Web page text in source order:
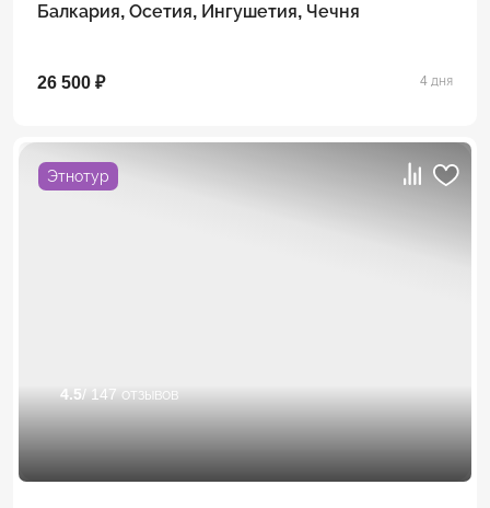
Балкария, Осетия, Ингушетия, Чечня
26 500 ₽ 4 дня
Этнотур
4.5/ 147 отзывов